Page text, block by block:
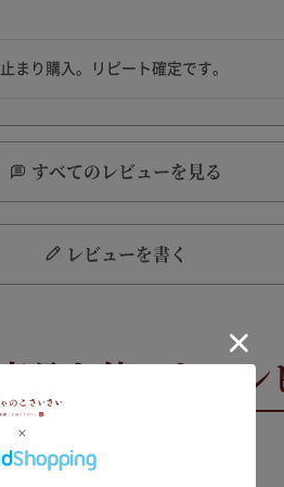
まり購入。リピート確定です。
すべてのレビューを見る
レビューを書く
簡単千枚漬け